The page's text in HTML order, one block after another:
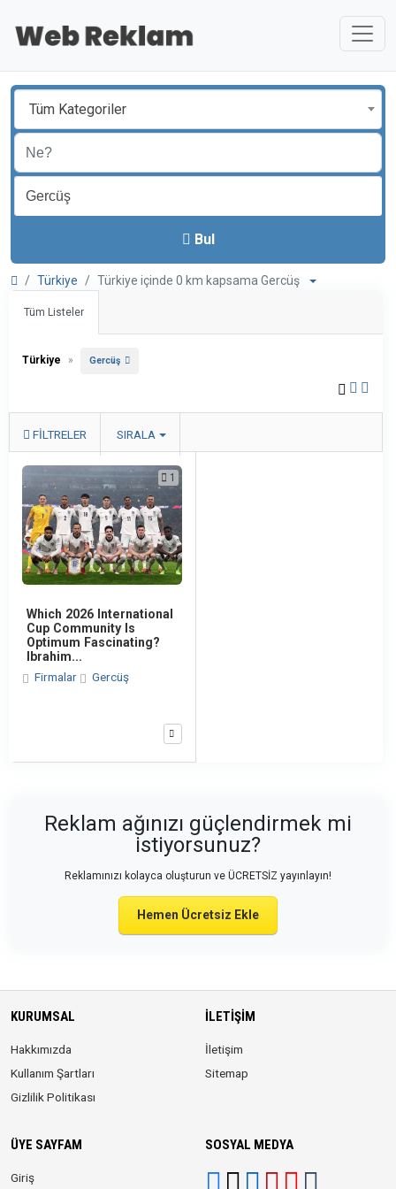
Tüm Kategoriler
Bul
Türkiye Türkiye içinde 0 km kapsama Gercüş
Tüm Listeler
Türkiye » Gercüş
FILTRELER SIRALA
1
Which 2026 International
Cup Community Is
Optimum Fascinating?
Ibrahim...
Firmalar
Gercüş
Reklam ağınızı güçlendirmek mi
istiyorsunuz?
Reklamınızı kolayca oluşturun ve ÜCRETSİZ yayınlayın!
Hemen Ücretsiz Ekle
KURUMSAL
Hakkımızda
Kullanım Şartları
Gizlilik Politikası
İLETIŞIM
İletişim
Sitemap
ÜYE SAYFAM
Giriş
SOSYAL MEDYA